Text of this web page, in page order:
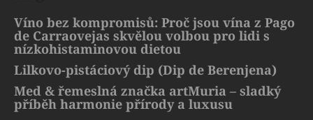
Víno bez kompromisů: Proč jsou vína z Pago
de Carraovejas skvělou volbou pro lidi s
nízkohistaminovou dietou
Lilkovo-pistáciový dip (Dip de Berenjena)
Med & řemeslná značka artMuria – sladký
příběh harmonie přírody a luxusu